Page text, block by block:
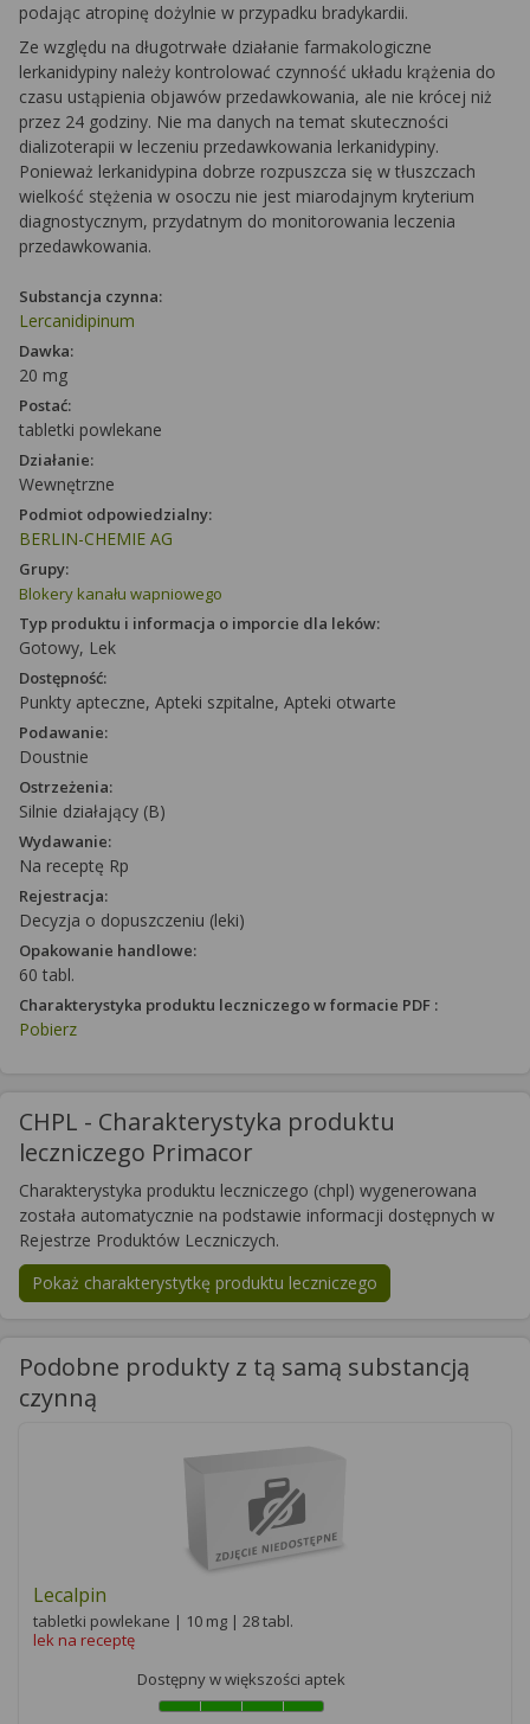
podając atropinę dożylnie w przypadku bradykardii.
Ze względu na długotrwałe działanie farmakologiczne
lerkanidypiny należy kontrolować czynność układu krążenia do
czasu ustąpienia objawów przedawkowania, ale nie krócej niż
przez 24 godziny. Nie ma danych na temat skuteczności
dializoterapii w leczeniu przedawkowania lerkanidypiny.
Ponieważ lerkanidypina dobrze rozpuszcza się w tłuszczach
wielkość stężenia w osoczu nie jest miarodajnym kryterium
diagnostycznym, przydatnym do monitorowania leczenia
przedawkowania.
Substancja czynna:
Lercanidipinum
Dawka:
20 mg
Postać:
tabletki powlekane
Działanie:
Wewnętrzne
Podmiot odpowiedzialny:
BERLIN-CHEMIE AG
Grupy:
Blokery kanału wapniowego
Typ produktu i informacja o imporcie dla leków:
Gotowy, Lek
Dostępność:
Punkty apteczne, Apteki szpitalne, Apteki otwarte
Podawanie:
Doustnie
Ostrzeżenia:
Silnie działający (B)
Wydawanie:
Na receptę Rp
Rejestracja:
Decyzja o dopuszczeniu (leki)
Opakowanie handlowe:
60 tabl.
Charakterystyka produktu leczniczego w formacie PDF :
Pobierz
CHPL - Charakterystyka produktu
leczniczego Primacor
Charakterystyka produktu leczniczego (chpl) wygenerowana
została automatycznie na podstawie informacji dostępnych w
Rejestrze Produktów Leczniczych.
Pokaż charakterystytkę produktu leczniczego
Podobne produkty z tą samą substancją
czynną
Lecalpin
tabletki powlekane | 10 mg | 28 tabl.
lek na receptę
Dostępny w większości aptek